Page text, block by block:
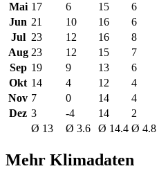
Mai 17 6 15
6
Jun 21 10 16
6
Jul 23 12 16
8
Aug 23 12 15
7
Sep 19 9 13
6
Okt 14 4 12
4
Nov 7 0 14
4
Dez 3 -4 14
2
Ø 13
Ø 3.6 Ø 14.4 Ø 4.8
Mehr Klimadaten